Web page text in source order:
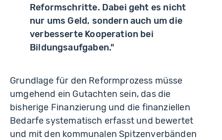
Reformschritte. Dabei geht es nicht
nur ums Geld, sondern auch um die
verbesserte Kooperation bei
Bildungsaufgaben."
Grundlage für den Reformprozess müsse
umgehend ein Gutachten sein, das die
bisherige Finanzierung und die finanziellen
Bedarfe systematisch erfasst und bewertet
und mit den kommunalen Spitzenverbänden